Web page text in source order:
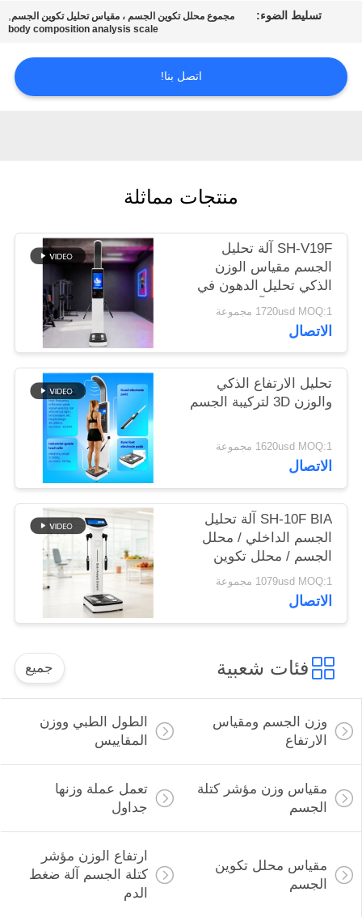
اتصل
اطلب
خريطة
الموقع
PRIVACY
POLICY
تسليط الضوء: مجموع محلل تكوين الجسم ، مقياس تحليل تكوين الجسم,
body composition analysis scale
اتصل بنا!
منتجات مماثلة
SH-V19F آلة تحليل
الجسم مقياس الوزن
الذكي تحليل الدهون في
الجسم 270 آلة تكوين
الجسم
1720usd MOQ:1 مجموعة
الاتصال
تحليل الارتفاع الذكي
والوزن 3D لتركيبة الجسم
1620usd MOQ:1 مجموعة
الاتصال
SH-10F BIA آلة تحليل
الجسم الداخلي / محلل
الجسم / محلل تكوين
الجسم
1079usd MOQ:1 مجموعة
الاتصال
فئات شعبية جميع
وزن الجسم ومقياس
الارتفاع
الطول الطبي ووزن
المقاييس
مقياس وزن مؤشر كتلة
الجسم
تعمل عملة وزنها
جداول
مقياس محلل تكوين
الجسم
ارتفاع الوزن مؤشر
كتلة الجسم آلة ضغط
الدم